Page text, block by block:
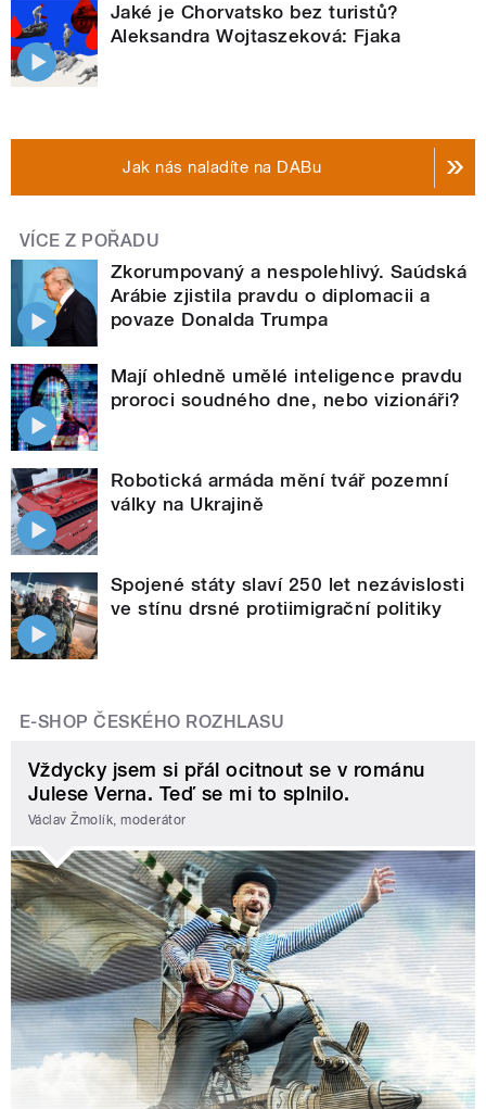
Jaké je Chorvatsko bez turistů?
Aleksandra Wojtaszeková: Fjaka
Jak nás naladíte na DABu
VÍCE Z POŘADU
Zkorumpovaný a nespolehlivý. Saúdská
Arábie zjistila pravdu o diplomacii a
povaze Donalda Trumpa
Mají ohledně umělé inteligence pravdu
proroci soudného dne, nebo vizionáři?
Robotická armáda mění tvář pozemní
války na Ukrajině
Spojené státy slaví 250 let nezávislosti
ve stínu drsné protiimigrační politiky
E-SHOP ČESKÉHO ROZHLASU
Vždycky jsem si přál ocitnout se v románu
Julese Verna. Teď se mi to splnilo.
Václav Žmolík, moderátor